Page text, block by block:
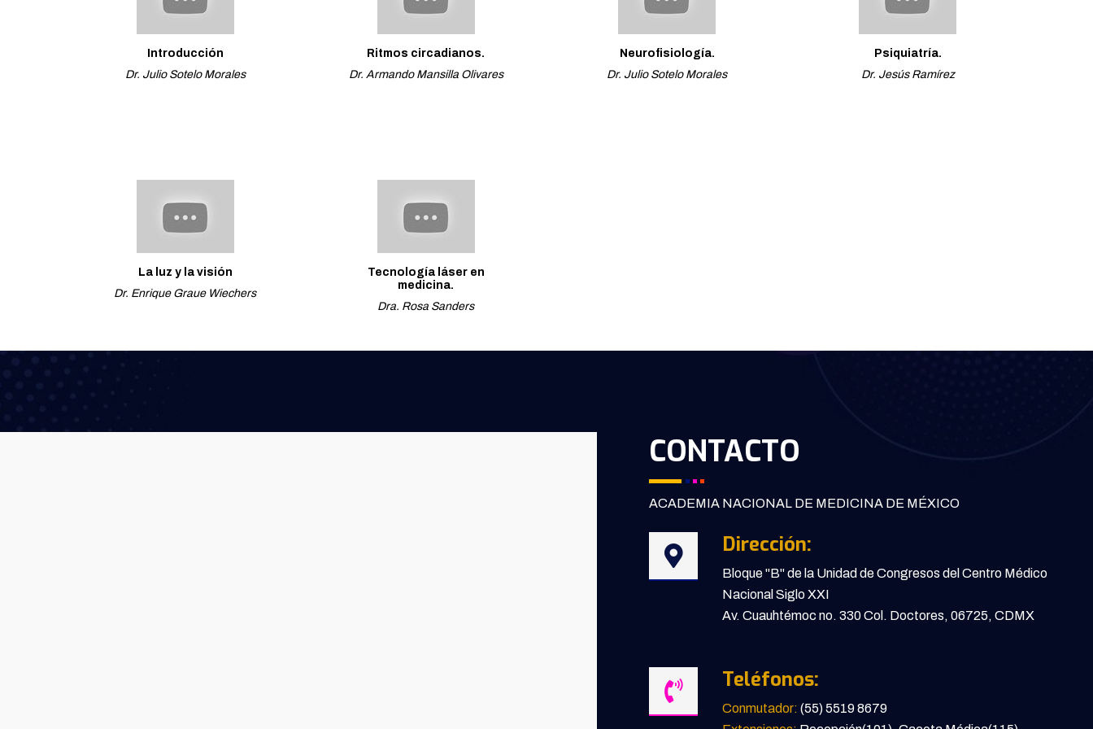
Introducción
Dr. Julio Sotelo Morales
Ritmos circadianos.
Dr. Armando Mansilla Olivares
Neurofisiología.
Dr. Julio Sotelo Morales
Psiquiatría.
Dr. Jesús Ramírez
La luz y la visión
Dr. Enrique Graue Wiechers
Tecnología láser en
medicina.
Dra. Rosa Sanders
CONTACTO
ACADEMIA NACIONAL DE MEDICINA DE MÉXICO
Dirección:
Bloque "B" de la Unidad de Congresos del Centro Médico
Nacional Siglo XXI
Av. Cuauhtémoc no. 330 Col. Doctores, 06725, CDMX
Teléfonos:
Conmutador: (55) 5519 8679